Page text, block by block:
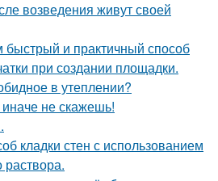
возведения живут своей
и практичный способ
при создании площадки.
в утеплении?
не скажешь!
кладки стен с использованием
раствора.